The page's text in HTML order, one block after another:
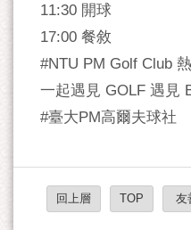
11:30 開球
17:00 餐敘
#NTU PM Golf Club
一起遇見 GOLF 遇見
#臺大PM高爾夫球社
回上層 TOP 友